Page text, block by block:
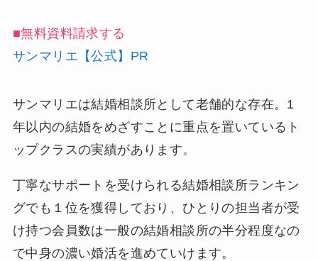
■無料資料請求する
サンマリエ【公式】PR
サンマリエは結婚相談所として老舗的な存在。1
年以内の結婚をめざすことに重点を置いているト
ップクラスの実績があります。
丁寧なサポートを受けられる結婚相談所ランキン
グでも１位を獲得しており、ひとりの担当者が受
け持つ会員数は一般の結婚相談所の半分程度なの
で中身の濃い婚活を進めていけます。